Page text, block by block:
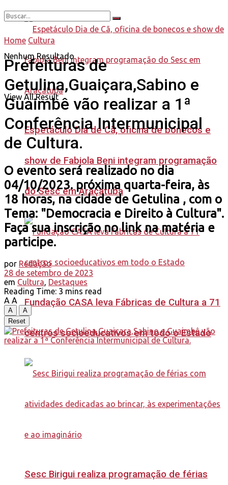
Espetáculo Dia de Cã, oficina de bonecos e
show de Fabiola Beni integram programação
do Sesc em Araçatuba
Fundação CASA leva Fábricas de Cultura a 71
centros socioeducativos em todo o Estado
Sesc Birigui realiza programação de férias
Nenhum Resultado
View All Result
Home Cultura
Prefeituras de
Getulina,Guaiçara,Sabino e
Guaimbê vão realizar a 1ª
Conferência Intermunicipal
de Cultura.
O evento será realizado no dia
04/10/2023. próxima quarta-feira, às
18 horas, na cidade de Getulina , com o
Tema: "Democracia e Direito à Cultura".
Faça sua inscrição no link na matéria e
participe.
por Redação
28 de setembro de 2023
em Cultura, Destaques
Reading Time: 3 mins read
A A
A
A
Reset